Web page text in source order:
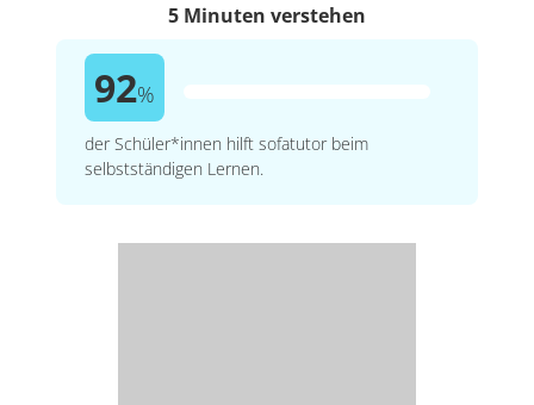
5 Minuten verstehen
92%
der Schüler*innen hilft sofatutor beim
selbstständigen Lernen.